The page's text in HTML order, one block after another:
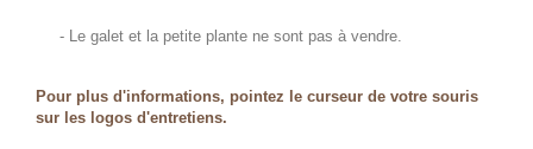
- Le galet et la petite plante ne sont pas à vendre.
Pour plus d'informations, pointez le curseur de votre souris
sur les logos d'entretiens.